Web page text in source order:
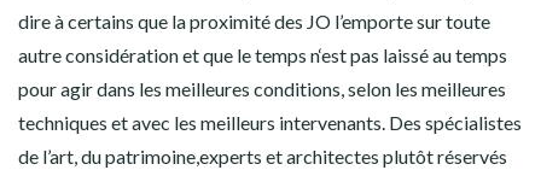
dire à certains que la proximité des JO l’emporte sur toute
autre considération et que le temps n‘est pas laissé au temps
pour agir dans les meilleures conditions, selon les meilleures
techniques et avec les meilleurs intervenants. Des spécialistes
de l’art, du patrimoine,experts et architectes plutôt réservés